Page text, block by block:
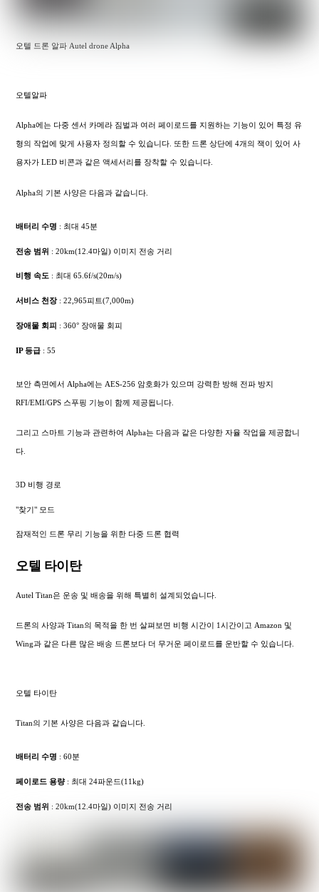
오텔 드론 알파 Autel drone Alpha
오텔알파
Alpha에는 다중 센서 카메라 짐벌과 여러 페이로드를 지원하는 기능이 있어 특정 유
형의 작업에 맞게 사용자 정의할 수 있습니다. 또한 드론 상단에 4개의 잭이 있어 사
용자가 LED 비콘과 같은 액세서리를 장착할 수 있습니다.
Alpha의 기본 사양은 다음과 같습니다.
배터리 수명 : 최대 45분
전송 범위 : 20km(12.4마일) 이미지 전송 거리
비행 속도 : 최대 65.6f/s(20m/s)
서비스 천장: 22,965피트(7,000m)
장애물 회피 : 360° 장애물 회피
IP 등급 : 55
보안 측면에서 Alpha에는 AES-256 암호화가 있으며 강력한 방해 전파 방지
RFI/EMI/GPS 스푸핑 기능이 함께 제공됩니다.
그리고 스마트 기능과 관련하여 Alpha는 다음과 같은 다양한 자율 작업을 제공합니
다.
3D 비행 경로
"찾기" 모드
잠재적인 드론 무리 기능을 위한 다중 드론 협력
오텔 타이탄
Autel Titan은 운송 및 배송을 위해 특별히 설계되었습니다.
드론의 사양과 Titan의 목적을 한 번 살펴보면 비행 시간이 1시간이고 Amazon 및
Wing과 같은 다른 많은 배송 드론보다 더 무거운 페이로드를 운반할 수 있습니다.
오텔 타이탄
Titan의 기본 사양은 다음과 같습니다.
배터리 수명 : 60분
페이로드 용량: 최대 24파운드(11kg)
전송 범위 : 20km(12.4마일) 이미지 전송 거리